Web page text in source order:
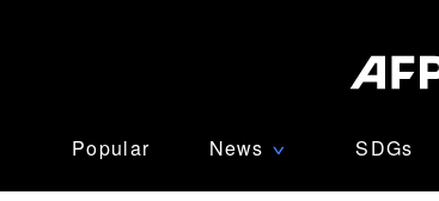
Popular News ∨ SDGs